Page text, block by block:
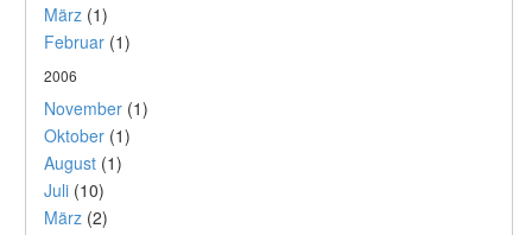
März (1)
Februar (1)
2006
November (1)
Oktober (1)
August (1)
Juli (10)
März (2)